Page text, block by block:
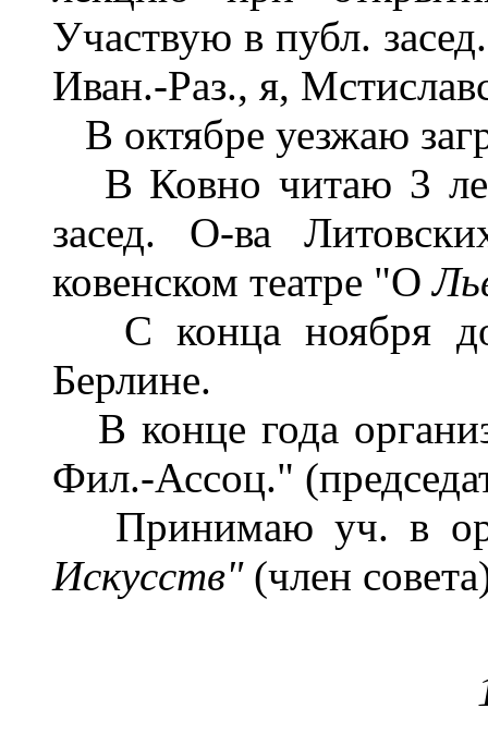
Участвую в публ.
Иван.-Раз., я,
В октябре уезжаю
В Ковно читаю 3
засед. О-ва
ковенском театре "О
С конца ноября до
Берлине.
В конце года
Фил.-Ассоц."
Принимаю уч. в
Искусств" (член